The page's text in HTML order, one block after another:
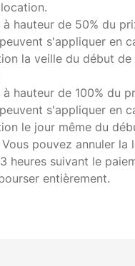
à hauteur de 50% du
s'appliquer en
la veille du début
à hauteur de 100% du
s'appliquer en
le jour même du
pouvez annuler la
heures suivant le
entièrement.